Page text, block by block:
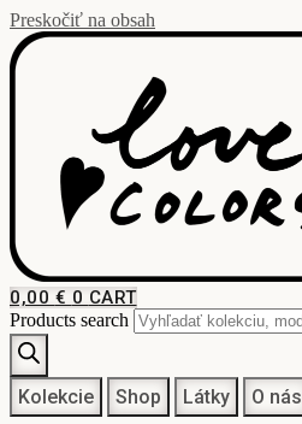
Preskočiť na obsah
0,00 € 0 CART
Products search
Kolekcie Shop Látky O nás